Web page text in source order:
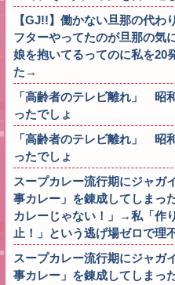
【GJ!!】働かない旦那の代わ
フターやってたのが旦那の気
娘を抱いてるってのに私を20
た→
「高齢者のテレビ離れ」 昭
ったでしょ
「高齢者のテレビ離れ」 昭
ったでしょ
スープカレー流行期にジャガ
事カレー」を錬成してしまっ
カレーじゃない！」→私「作
止！」という逃げ場ゼロで理
スープカレー流行期にジャガ
事カレー」を錬成してしまっ